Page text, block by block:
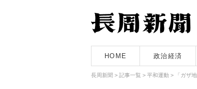
HOME 政治経済
長周新聞 > 記事一覧 > 平和運動 > 「ガザ